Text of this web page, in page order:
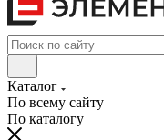
Каталог
По всему сайту
По каталогу